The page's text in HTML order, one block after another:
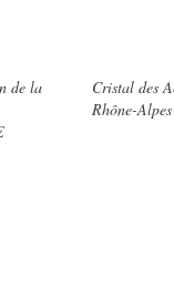
de la
Cristal des
Rhône-